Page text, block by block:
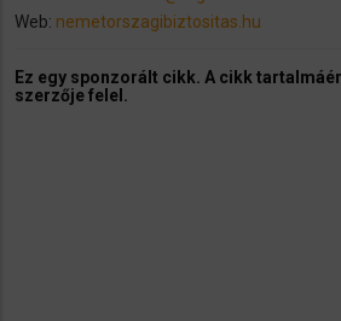
Web: nemetorszagibiztositas.hu
Ez egy sponzorált cikk. A cikk
szerzője felel.